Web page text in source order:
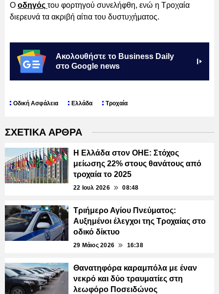
Ο οδηγός του φορτηγού συνελήφθη, ενώ η Τροχαία
διερευνά τα ακριβή αίτια του δυστυχήματος.
Ακολουθήστε το Business Daily
στο Google news
Οδική Ασφάλεια Ελλάδα Τροχαία
ΣΧΕΤΙΚΑ ΑΡΘΡΑ
Η Ελλάδα στον ΟΗΕ: Στόχος
μείωσης 22% στους θανάτους από
τροχαία το 2025
22 Ιουλ 2026 08:48
Τριήμερο Αγίου Πνεύματος:
Αυξημένοι έλεγχοι της Τροχαίας στο
οδικό δίκτυο
29 Μάιος 2026 16:38
Θανατηφόρα καραμπόλα με έναν
νεκρό και δύο τραυματίες στη
λεωφόρο Ποσειδώνος